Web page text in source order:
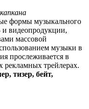
формы музыкального
и видеопродукции,
массовой
музыки в
прослеживается в
рекламных трейлерах.
тизер, бейт,